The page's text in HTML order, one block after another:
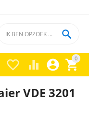
0


 

VDE 3201